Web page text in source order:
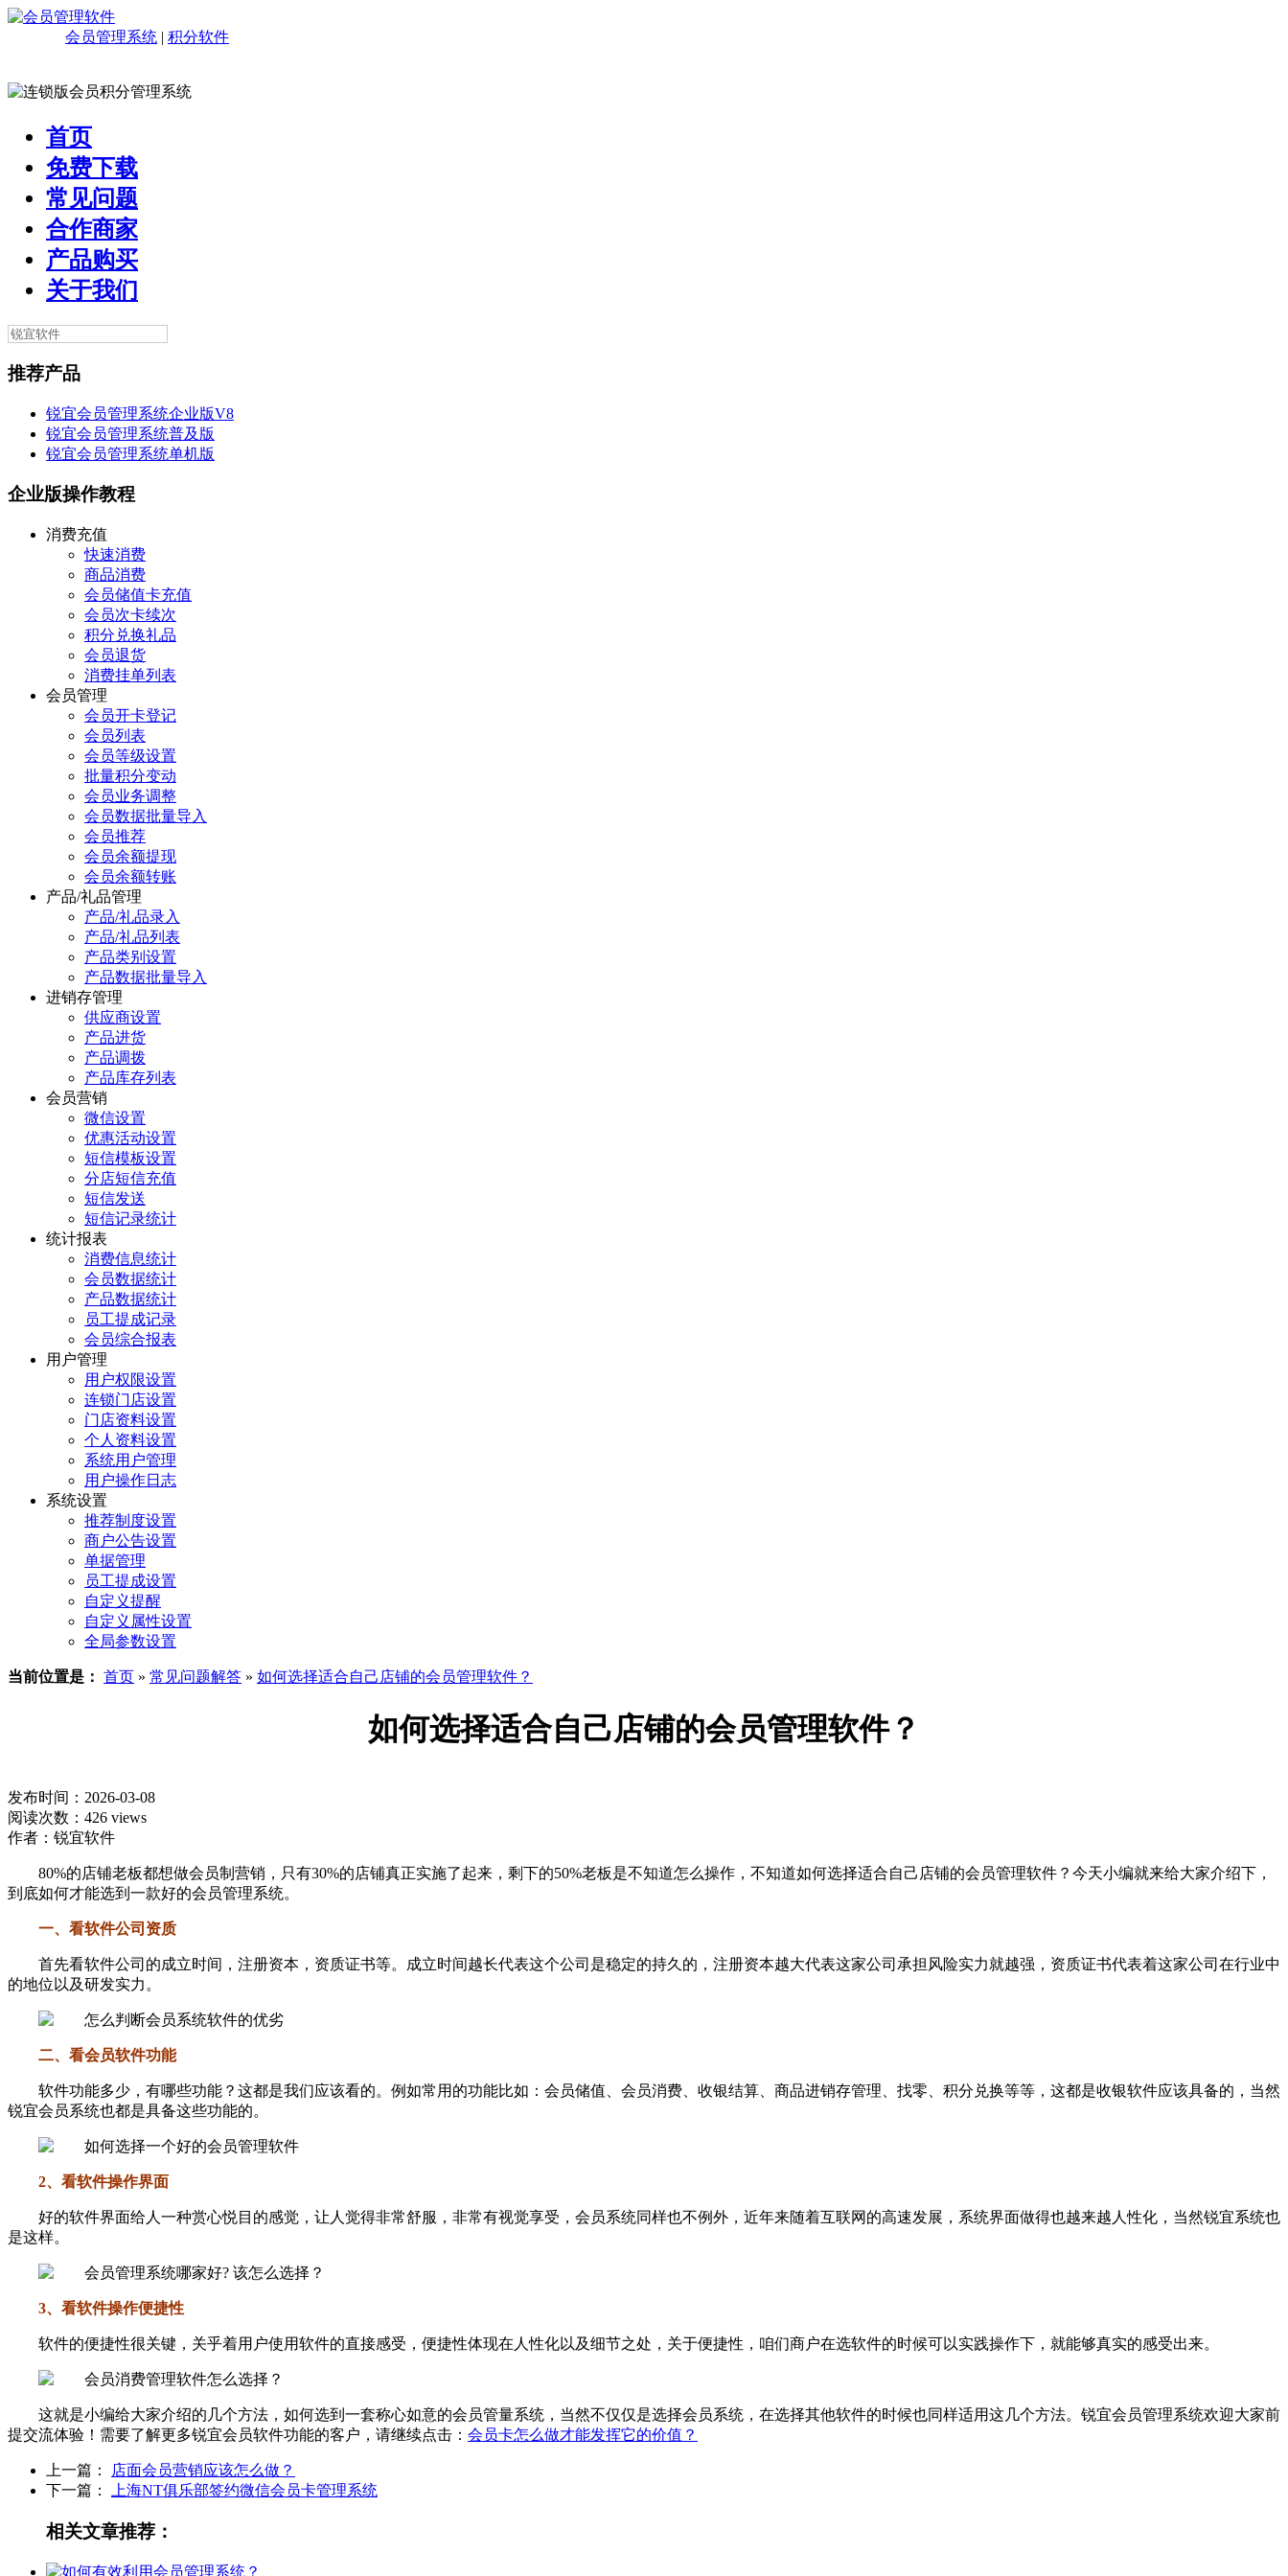
会员管理系统 | 积分软件
首页
免费下载
常见问题
合作商家
产品购买
关于我们
推荐产品
锐宜会员管理系统企业版V8
锐宜会员管理系统普及版
锐宜会员管理系统单机版
企业版操作教程
消费充值
快速消费
商品消费
会员储值卡充值
会员次卡续次
积分兑换礼品
会员退货
消费挂单列表
会员管理
会员开卡登记
会员列表
会员等级设置
批量积分变动
会员业务调整
会员数据批量导入
会员推荐
会员余额提现
会员余额转账
产品/礼品管理
产品/礼品录入
产品/礼品列表
产品类别设置
产品数据批量导入
进销存管理
供应商设置
产品进货
产品调拨
产品库存列表
会员营销
微信设置
优惠活动设置
短信模板设置
分店短信充值
短信发送
短信记录统计
统计报表
消费信息统计
会员数据统计
产品数据统计
员工提成记录
会员综合报表
用户管理
用户权限设置
连锁门店设置
门店资料设置
个人资料设置
系统用户管理
用户操作日志
系统设置
推荐制度设置
商户公告设置
单据管理
员工提成设置
自定义提醒
自定义属性设置
全局参数设置
当前位置是： 首页 » 常见问题解答 » 如何选择适合自己店铺的会员管理软件？
如何选择适合自己店铺的会员管理软件？
发布时间：2026-03-08
阅读次数：426 views
作者：锐宜软件
80%的店铺老板都想做会员制营销，只有30%的店铺真正实施了起来，剩下的50%老板是不知道怎么操作，不知道如何选择适合自己店铺的会员管理软件？今天小编就来给大家介绍下，
到底如何才能选到一款好的会员管理系统。
一、看软件公司资质
首先看软件公司的成立时间，注册资本，资质证书等。成立时间越长代表这个公司是稳定的持久的，注册资本越大代表这家公司承担风险实力就越强，资质证书代表着这家公司在行业中
的地位以及研发实力。
二、看会员软件功能
软件功能多少，有哪些功能？这都是我们应该看的。例如常用的功能比如：会员储值、会员消费、收银结算、商品进销存管理、找零、积分兑换等等，这都是收银软件应该具备的，当然
锐宜会员系统也都是具备这些功能的。
2、看软件操作界面
好的软件界面给人一种赏心悦目的感觉，让人觉得非常舒服，非常有视觉享受，会员系统同样也不例外，近年来随着互联网的高速发展，系统界面做得也越来越人性化，当然锐宜系统也
是这样。
3、看软件操作便捷性
软件的便捷性很关键，关乎着用户使用软件的直接感受，便捷性体现在人性化以及细节之处，关于便捷性，咱们商户在选软件的时候可以实践操作下，就能够真实的感受出来。
这就是小编给大家介绍的几个方法，如何选到一套称心如意的会员管量系统，当然不仅仅是选择会员系统，在选择其他软件的时候也同样适用这几个方法。锐宜会员管理系统欢迎大家前
提交流体验！需要了解更多锐宜会员软件功能的客户，请继续点击： 会员卡怎么做才能发挥它的价值？
上一篇：
店面会员营销应该怎么做？
下一篇：
上海NT俱乐部签约微信会员卡管理系统
相关文章推荐：